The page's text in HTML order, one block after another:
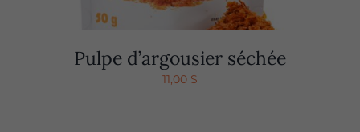
Pulpe d’argousier séchée
11,00 $